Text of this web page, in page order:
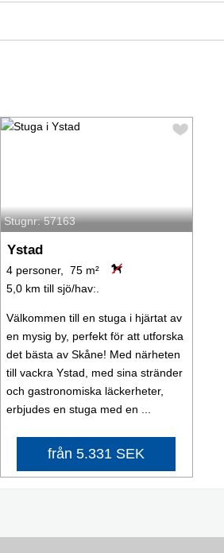
Stugnr: 57163
Ystad
4 personer, 75 m²
5,0 km till sjö/hav:.
Välkommen till en stuga i hjärtat av
en mysig by, perfekt för att utforska
det bästa av Skåne! Med närheten
till vackra Ystad, med sina stränder
och gastronomiska läckerheter,
erbjudes en stuga med en ...
från 5.331 SEK